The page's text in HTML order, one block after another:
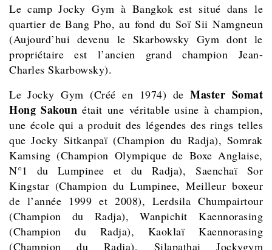
Le camp Jocky Gym à Bangkok est situé dans le
quartier de Bang Pho, au fond du Soï Sii Namgneun
(Aujourd’hui devenu le Skarbowsky Gym dont le
propriétaire est l’ancien grand champion Jean-
Charles Skarbowsky).
Le Jocky Gym (Créé en 1974) deMaster Somat
Hong Sakounétait une véritable usine à champion,
une école qui a produit des légendes des rings telles
que Jocky Sitkanpaï (Champion du Radja), Somrak
Kamsing (Champion Olympique de Boxe Anglaise,
N°1 du Lumpinee et du Radja), Saenchaï Sor
Kingstar (Champion du Lumpinee, Meilleur boxeur
de l’année 1999 et 2008), Lerdsila Chumpairtour
(Champion du Radja), Wanpichit Kaennorasing
(Champion du Radja), Kaoklaï Kaennorasing
(Champion du Radja), Silapathai Jockygym